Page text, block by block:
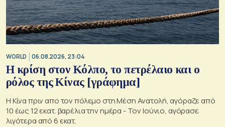
WORLD 06.08.2026, 23:04
Η κρίση στoν Κόλπο, το πετρέλαιο και ο
ρόλος της Κίνας [γράφημα]
Η Κίνα πριν απο τον πόλεμο στη Μέση Ανατολή, αγόραζε από
10 έως 12 εκατ. βαρέλια την ημέρα - Τον Ιούνιο, αγόρασε
λιγότερα από 6 εκατ.